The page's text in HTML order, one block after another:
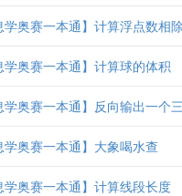
学奥赛一本通】计算浮点数相
学奥赛一本通】计算球的体积
学奥赛一本通】反向输出一个
学奥赛一本通】大象喝水查
学奥赛一本通】计算线段长度